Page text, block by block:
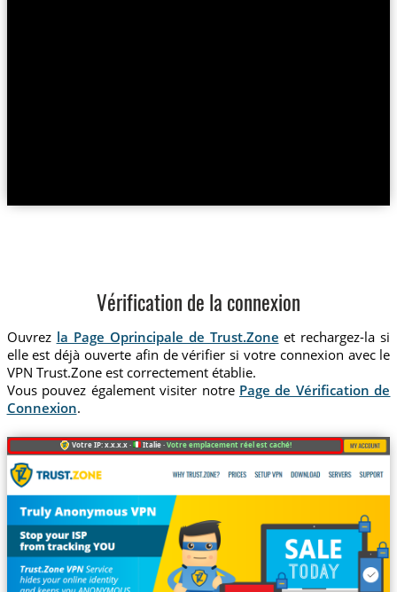
Vérification de la connexion
Ouvrez la Page Oprincipale de Trust.Zone et rechargez-la si
elle est déjà ouverte afin de vérifier si votre connexion avec le
VPN Trust.Zone est correctement établie.
Vous pouvez également visiter notre Page de Vérification de
Connexion.
Votre IP: x.x.x.x · Italie ·Votre emplacement réel est caché!